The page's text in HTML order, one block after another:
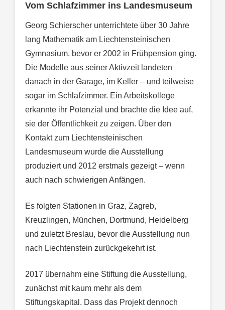
Vom Schlafzimmer ins Landesmuseum
Georg Schierscher unterrichtete über 30 Jahre
lang Mathematik am Liechtensteinischen
Gymnasium, bevor er 2002 in Frühpension ging.
Die Modelle aus seiner Aktivzeit landeten
danach in der Garage, im Keller – und teilweise
sogar im Schlafzimmer. Ein Arbeitskollege
erkannte ihr Potenzial und brachte die Idee auf,
sie der Öffentlichkeit zu zeigen. Über den
Kontakt zum Liechtensteinischen
Landesmuseum wurde die Ausstellung
produziert und 2012 erstmals gezeigt – wenn
auch nach schwierigen Anfängen.
Es folgten Stationen in Graz, Zagreb,
Kreuzlingen, München, Dortmund, Heidelberg
und zuletzt Breslau, bevor die Ausstellung nun
nach Liechtenstein zurückgekehrt ist.
2017 übernahm eine Stiftung die Ausstellung,
zunächst mit kaum mehr als dem
Stiftungskapital. Dass das Projekt dennoch